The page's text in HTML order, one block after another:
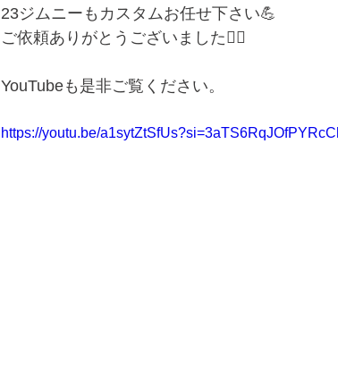
23ジムニーもカスタムお任せ下さい💪
ご依頼ありがとうございました🙇‍♀️
YouTubeも是非ご覧ください。
https://youtu.be/